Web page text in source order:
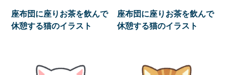
座布団に座りお茶を飲んで
休憩する猫のイラスト
座布団に座りお茶を飲んで
休憩する猫のイラスト